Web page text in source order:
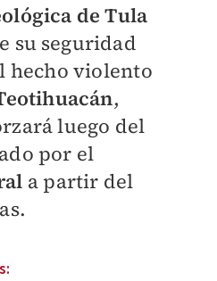
de Tula
su seguridad
hecho violento
,
luego del
por el
a partir del